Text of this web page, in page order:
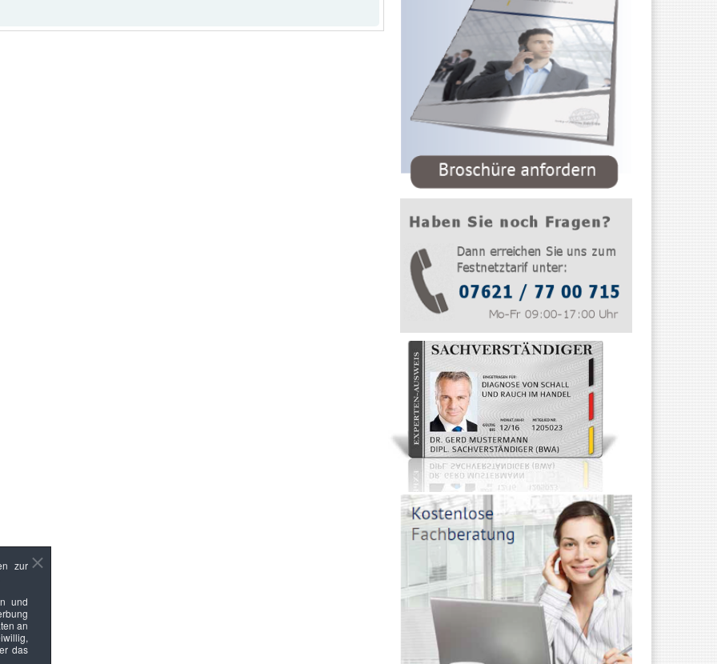
zur
und
an
das